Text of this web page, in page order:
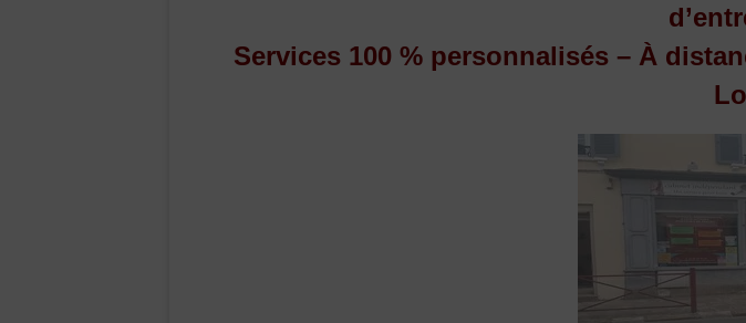
Services 100 % personnalisés – À